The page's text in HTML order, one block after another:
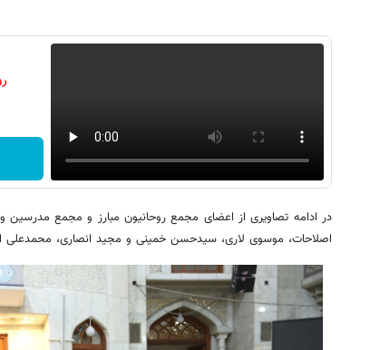
در ادامه تصاویری از اعضای مجمع روحانیون مبارز و مجمع
اصلاحات، موسوی لاری، سیدحسن خمینی و مجید انصاری، محمدعلی